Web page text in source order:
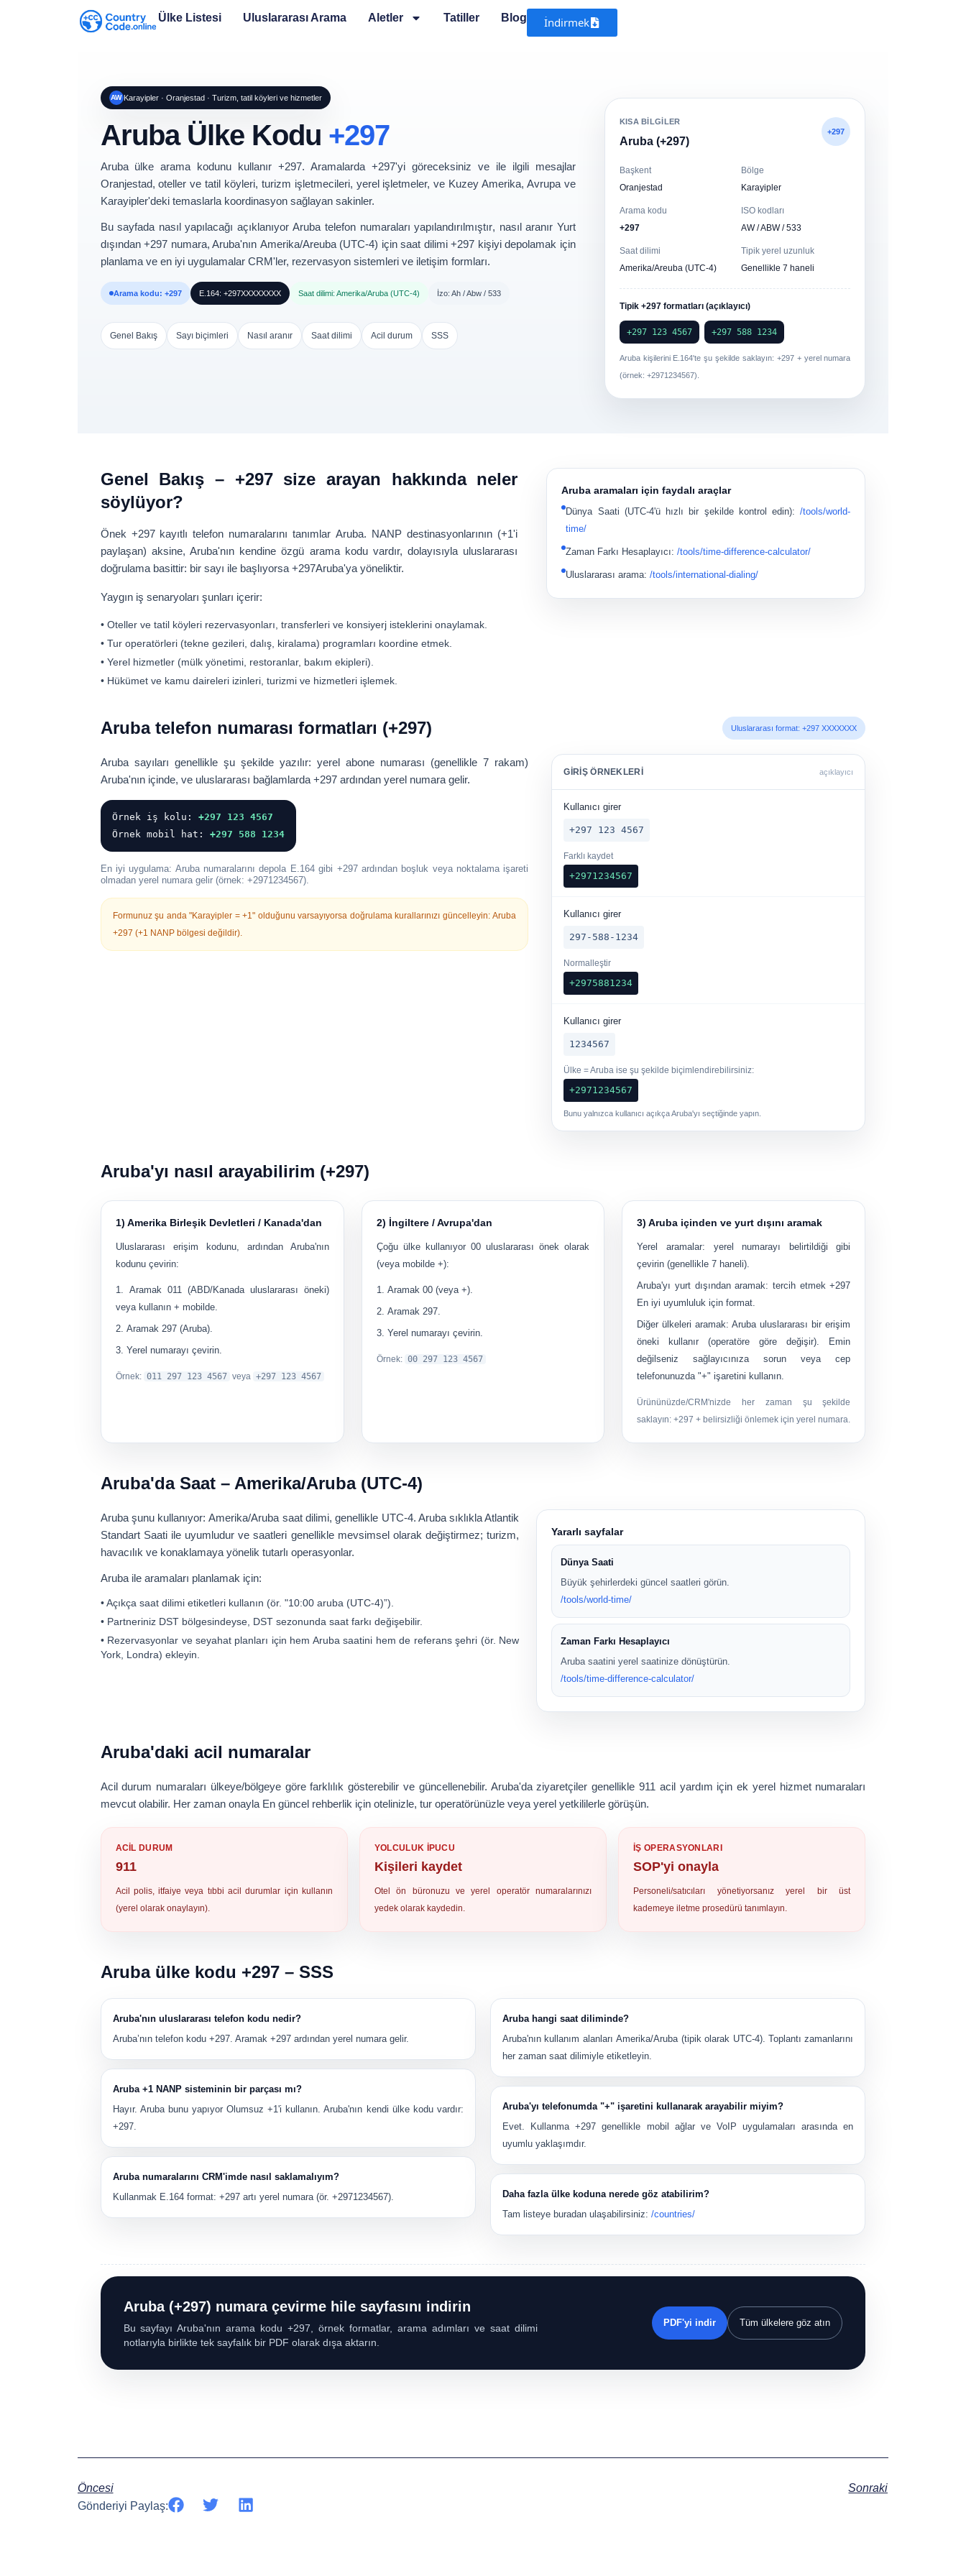
Ülke Listesi Uluslararası Arama Aletler Tatiller Blog İndirmek
AW Karayipler · Oranjestad · Turizm, tatil köyleri ve hizmetler
Aruba Ülke Kodu +297
Arubaülke arama kodunu kullanır+297. Aramalarda +297'yi göreceksiniz ve ile ilgili mesajlar
Oranjestad, oteller ve tatil köyleri, turizm işletmecileri, yerel işletmeler, ve Kuzey Amerika, Avrupa ve
Karayipler'deki temaslarla koordinasyon sağlayan sakinler.
Bu sayfada nasıl yapılacağı açıklanıyorAruba telefon numaraları yapılandırılmıştır, nasıl aranır Yurt
dışından +297 numara, Aruba'nın Amerika/Areuba (UTC-4) için saat dilimi +297 kişiyi depolamak için
planlama ve en iyi uygulamalar CRM'ler, rezervasyon sistemleri ve iletişim formları.
Arama kodu: +297 E.164: +297XXXXXXXX Saat dilimi: Amerika/Aruba (UTC-4) İzo: Ah / Abw / 533
Genel Bakış Sayı biçimleri Nasıl aranır Saat dilimi Acil durum SSS
KISA BILGILER
Aruba (+297)
+297
Başkent
Oranjestad
Bölge
Karayipler
Arama kodu
+297
ISO kodları
AW / ABW / 533
Saat dilimi
Amerika/Areuba (UTC-4)
Tipik yerel uzunluk
Genellikle 7 haneli
Tipik +297 formatları (açıklayıcı)
+297 123 4567 +297 588 1234
Aruba kişilerini E.164'te şu şekilde saklayın: +297+ yerel numara
(örnek: +2971234567).
Genel Bakış – +297 size arayan hakkında neler
söylüyor?
Önek +297kayıtlı telefon numaralarını tanımlarAruba. NANP destinasyonlarının (+1'i
paylaşan) aksine, Aruba'nın kendine özgü arama kodu vardır, dolayısıyla uluslararası
doğrulama basittir: bir sayı ile başlıyorsa +297Aruba'ya yöneliktir.
Yaygın iş senaryoları şunları içerir:
• Oteller ve tatil köylerirezervasyonları, transferleri ve konsiyerj isteklerini onaylamak.
• Tur operatörleri(tekne gezileri, dalış, kiralama) programları koordine etmek.
• Yerel hizmetler(mülk yönetimi, restoranlar, bakım ekipleri).
• Hükümet ve kamu daireleriizinleri, turizmi ve hizmetleri işlemek.
Aruba aramaları için faydalı araçlar
Dünya Saati (UTC-4'ü hızlı bir şekilde kontrol edin):/tools/world-
time/
Zaman Farkı Hesaplayıcı:/tools/time-difference-calculator/
Uluslararası arama:/tools/international-dialing/
Aruba telefon numarası formatları (+297) Uluslararası format: +297 XXXXXXX
Aruba sayıları genellikle şu şekilde yazılır:yerel abone numarası (genellikle 7 rakam)
Aruba'nın içinde, ve uluslararası bağlamlarda +297ardından yerel numara gelir.
Örnek iş kolu: +297 123 4567
Örnek mobil hat: +297 588 1234
En iyi uygulama: Aruba numaralarını depola E.164gibi +297ardından boşluk veya noktalama işareti
olmadan yerel numara gelir (örnek: +2971234567).
Formunuz şu anda "Karayipler = +1" olduğunu varsayıyorsa doğrulama kurallarınızı güncelleyin:Aruba
+297 (+1 NANP bölgesi değildir).
GIRIŞ ÖRNEKLERI açıklayıcı
Kullanıcı girer
+297 123 4567
Farklı kaydet
+2971234567
Kullanıcı girer
297-588-1234
Normalleştir
+2975881234
Kullanıcı girer
1234567
Ülke = Aruba ise şu şekilde biçimlendirebilirsiniz:
+2971234567
Bunu yalnızca kullanıcı açıkça Aruba'yı seçtiğinde yapın.
Aruba'yı nasıl arayabilirim (+297)
1) Amerika Birleşik Devletleri / Kanada'dan
Uluslararası erişim kodunu, ardından Aruba'nın
kodunu çevirin:
Aramak 011(ABD/Kanada uluslararası öneki)
veya kullanın + mobilde.
Aramak 297(Aruba).
Yerel numarayı çevirin.
Örnek: 011 297 123 4567 veya +297 123 4567
2) İngiltere / Avrupa'dan
Çoğu ülke kullanıyor 00 uluslararası önek olarak
(veya mobilde +):
Aramak 00(veya +).
Aramak 297.
Yerel numarayı çevirin.
Örnek: 00 297 123 4567
3) Aruba içinden ve yurt dışını aramak
Yerel aramalar: yerel numarayı belirtildiği gibi
çevirin (genellikle 7 haneli).
Aruba'yı yurt dışından aramak: tercih etmek+297
En iyi uyumluluk için format.
Diğer ülkeleri aramak: Aruba uluslararası bir erişim
öneki kullanır (operatöre göre değişir). Emin
değilseniz sağlayıcınıza sorun veya cep
telefonunuzda "+" işaretini kullanın.
Ürününüzde/CRM'nizde her zaman şu şekilde
saklayın:+297 + belirsizliği önlemek için yerel numara.
Aruba'da Saat – Amerika/Aruba (UTC-4)
Aruba şunu kullanıyor:Amerika/Aruba saat dilimi, genellikle UTC-4. Aruba sıklıkla Atlantik
Standart Saati ile uyumludur ve saatleri genellikle mevsimsel olarak değiştirmez; turizm,
havacılık ve konaklamaya yönelik tutarlı operasyonlar.
Aruba ile aramaları planlamak için:
• Açıkça saat dilimi etiketleri kullanın (ör. "10:00 aruba (UTC-4)”).
• Partneriniz DST bölgesindeyse, DST sezonunda saat farkı değişebilir.
• Rezervasyonlar ve seyahat planları için hem Aruba saatini hem de referans şehri (ör. New
York, Londra) ekleyin.
Yararlı sayfalar
Dünya Saati
Büyük şehirlerdeki güncel saatleri görün.
/tools/world-time/
Zaman Farkı Hesaplayıcı
Aruba saatini yerel saatinize dönüştürün.
/tools/time-difference-calculator/
Aruba'daki acil numaralar
Acil durum numaraları ülkeye/bölgeye göre farklılık gösterebilir ve güncellenebilir. Aruba'da ziyaretçiler genellikle 911 acil yardım için ek yerel hizmet numaraları
mevcut olabilir. Her zaman onaylaEn güncel rehberlik için otelinizle, tur operatörünüzle veya yerel yetkililerle görüşün.
ACIL DURUM
911
Acil polis, itfaiye veya tıbbi acil durumlar için kullanın
(yerel olarak onaylayın).
YOLCULUK IPUCU
Kişileri kaydet
Otel ön büronuzu ve yerel operatör numaralarınızı
yedek olarak kaydedin.
İŞ OPERASYONLARI
SOP'yi onayla
Personeli/satıcıları yönetiyorsanız yerel bir üst
kademeye iletme prosedürü tanımlayın.
Aruba ülke kodu +297 – SSS
Aruba'nın uluslararası telefon kodu nedir?
Aruba’nın telefon kodu +297. Aramak +297ardından yerel numara gelir.
Aruba +1 NANP sisteminin bir parçası mı?
Hayır. Aruba bunu yapıyorOlumsuz +1'i kullanın. Aruba'nın kendi ülke kodu vardır:
+297.
Aruba numaralarını CRM'imde nasıl saklamalıyım?
Kullanmak E.164format: +297artı yerel numara (ör. +2971234567).
Aruba hangi saat diliminde?
Aruba'nın kullanım alanlarıAmerika/Aruba(tipik olarak UTC-4). Toplantı zamanlarını
her zaman saat dilimiyle etiketleyin.
Aruba'yı telefonumda "+" işaretini kullanarak arayabilir miyim?
Evet. Kullanma+297 genellikle mobil ağlar ve VoIP uygulamaları arasında en
uyumlu yaklaşımdır.
Daha fazla ülke koduna nerede göz atabilirim?
Tam listeye buradan ulaşabilirsiniz: /countries/
Aruba (+297) numara çevirme hile sayfasını indirin
Bu sayfayı Aruba'nın arama kodu +297, örnek formatlar, arama adımları ve saat dilimi
notlarıyla birlikte tek sayfalık bir PDF olarak dışa aktarın.
PDF'yi indir Tüm ülkelere göz atın
Öncesi
Sonraki
Gönderiyi Paylaş: